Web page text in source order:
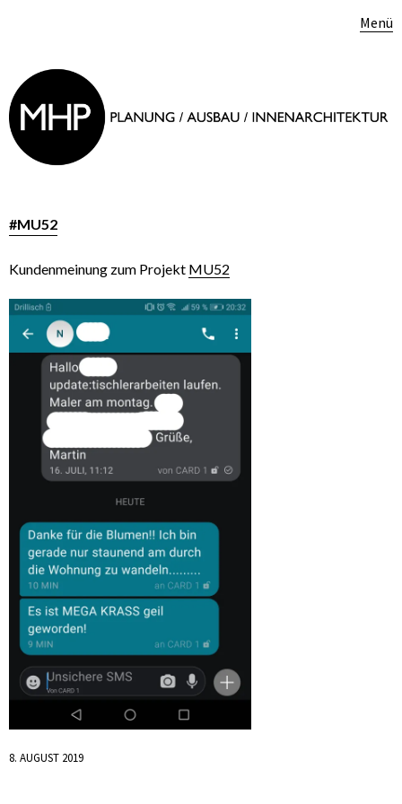
Menü
#MU52
Kundenmeinung zum Projekt MU52
8. AUGUST 2019